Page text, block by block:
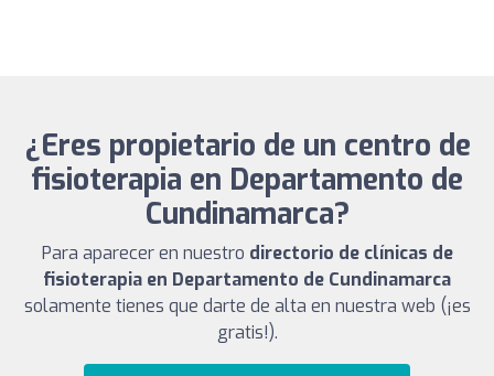
¿Eres propietario de un centro de
fisioterapia en Departamento de
Cundinamarca?
Para aparecer en nuestro directorio de clínicas de
fisioterapia en Departamento de Cundinamarca
solamente tienes que darte de alta en nuestra web (¡es
gratis!).